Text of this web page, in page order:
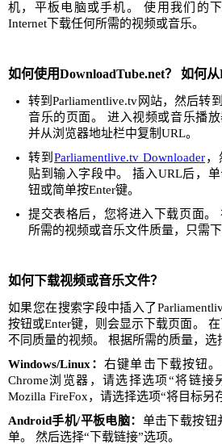
机，平板电脑或手机。 使用我们的
Internet下载任何所需的视频或音乐。
如何使用DownloadTube.net？ 如何从
转到Parliamentlive.tv网站，然后转
音乐的页面。 进入视频或音乐播
并从浏览器地址栏中复制URL。
转到 Parliamentlive.tv Downloader
贴到输入字段中。 插入URL后，
钮或简单按Enter键。
提交表格后，您将进入下载页面。
所需的视频或音乐文件质量，只需
如何下载视频或音乐文件？
如果您在搜索字段中插入了
按钮或Enter键，则会显示下载页面。
不同质量的视频。 根据所需的质量，选
Windows/Linux：右键单击下载按钮
Chrome浏览器，请选择选项“将链接
Mozilla FireFox，请选择选项“将目标另
Android手机/平板电脑： 单击下载按钮
单。 然后选择“下载链接”选项。